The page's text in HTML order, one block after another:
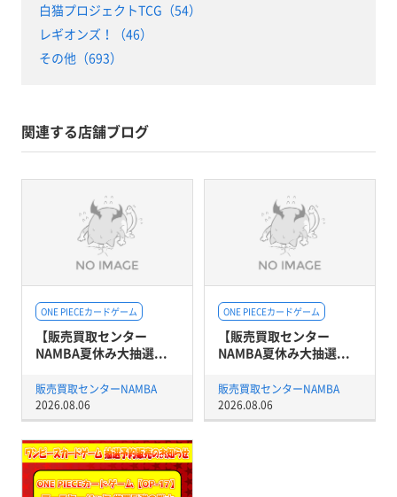
白猫プロジェクトTCG（54）
レギオンズ！（46）
その他（693）
関連する店舗ブログ
ONE PIECEカードゲーム
【販売買取センター
NAMBA夏休み大抽選...
販売買取センターNAMBA
2026.08.06
ONE PIECEカードゲーム
【販売買取センター
NAMBA夏休み大抽選...
販売買取センターNAMBA
2026.08.06